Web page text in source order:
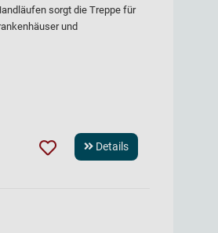
sorgt die Treppe für
und
Details